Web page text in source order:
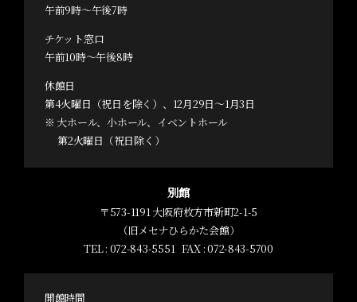
午前9時～午後7時
チケット窓口
午前10時～午後8時
休館日
第4火曜日（祝日を除く）、12月29日～1月3日
※ 大ホール、小ホール、イベントホール
第2火曜日（祝日除く）
別館
〒573-1191 大阪府枚方市新町2-1-5
（旧メセナひらかた会館）
TEL : 072-843-5551FAX : 072-843-5700
開館時間